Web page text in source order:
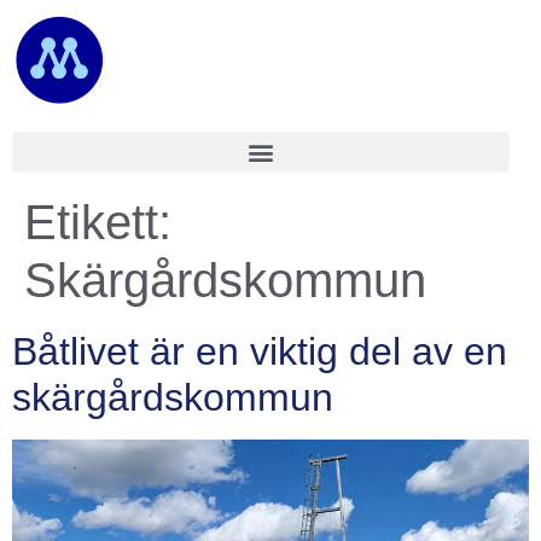
Etikett:
Skärgårdskommun
Båtlivet är en viktig del av en
skärgårdskommun